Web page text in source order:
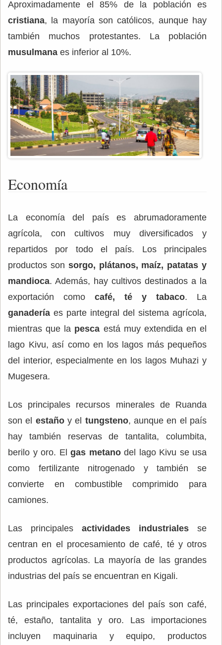
Aproximadamente el 85% de la población es
cristiana, la mayoría son católicos, aunque hay
también muchos protestantes. La población
musulmana es inferior al 10%.
Economía
La economía del país es abrumadoramente
agrícola, con cultivos muy diversificados y
repartidos por todo el país. Los principales
productos son sorgo, plátanos, maíz, patatas y
mandioca. Además, hay cultivos destinados a la
exportación como café, té y tabaco. La
ganadería es parte integral del sistema agrícola,
mientras que la pesca está muy extendida en el
lago Kivu, así como en los lagos más pequeños
del interior, especialmente en los lagos Muhazi y
Mugesera.
Los principales recursos minerales de Ruanda
son el estañoy el tungsteno, aunque en el país
hay también reservas de tantalita, columbita,
berilo y oro. El gas metanodel lago Kivu se usa
como fertilizante nitrogenado y también se
convierte en combustible comprimido para
camiones.
Las principales actividades industriales se
centran en el procesamiento de café, té y otros
productos agrícolas. La mayoría de las grandes
industrias del país se encuentran en Kigali.
Las principales exportaciones del país son café,
té, estaño, tantalita y oro. Las importaciones
incluyen maquinaria y equipo, productos